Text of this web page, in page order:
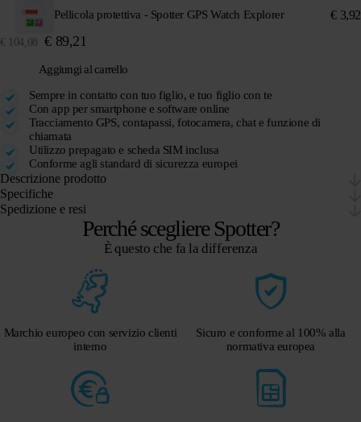
Pellicola protettiva - Spotter GPS Watch Explorer € 3,92
€ 104,08 € 89,21
Aggiungi al carrello
Sempre in contatto con tuo figlio, e tuo figlio con te
Con app per smartphone e software online
Tracciamento GPS, contapassi, fotocamera, chat e funzione di
chiamata
Utilizzo prepagato e scheda SIM inclusa
Conforme agli standard di sicurezza europei
Descrizione prodotto
Specifiche
Spedizione e resi
Perché scegliere Spotter?
È questo che fa la differenza
Marchio europeo con servizio clienti
interno
Sicuro e conforme al 100% alla
normativa europea